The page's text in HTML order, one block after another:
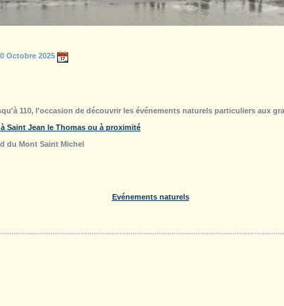
Octobre 2025
110, l'occasion de découvrir les événements naturels particuliers aux
Saint Jean le Thomas ou à proximité
du Mont Saint Michel
Evénements naturels